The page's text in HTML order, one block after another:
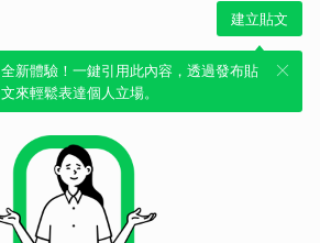
建立貼文
全新體驗！一鍵引用此內容，透過發布貼
文來輕鬆表達個人立場。